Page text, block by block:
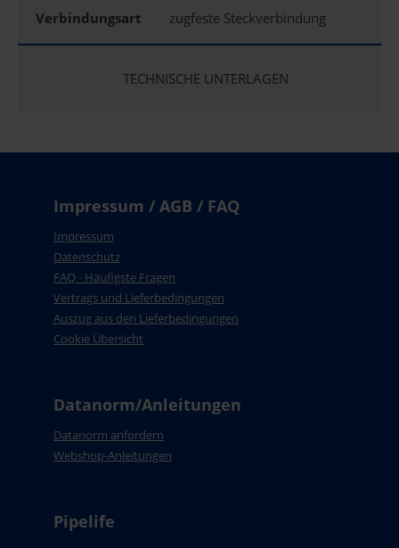
Verbindungsart zugfeste Steckverbindung
TECHNISCHE UNTERLAGEN
Impressum / AGB / FAQ
Impressum
Datenschutz
FAQ - Häufigste Fragen
Vertrags und Lieferbedingungen
Auszug aus den Lieferbedingungen
Cookie Übersicht
Datanorm/Anleitungen
Datanorm anfordern
Webshop-Anleitungen
Pipelife